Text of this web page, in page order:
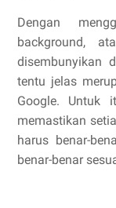
Dengan
background,
disembunyikan
tentu jelas
Google. Untuk
memastikan
harus benar-
benar-benar